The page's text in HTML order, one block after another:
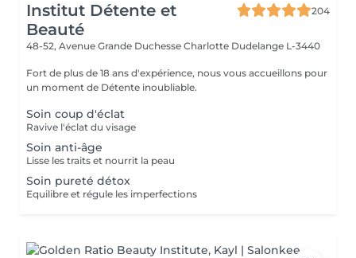
Institut Détente et
Beauté
204
48-52, Avenue Grande Duchesse Charlotte Dudelange L-3440
Fort de plus de 18 ans d'expérience, nous vous accueillons pour
un moment de Détente inoubliable.
Soin coup d'éclat
Ravive l'éclat du visage
Soin anti-âge
Lisse les traits et nourrit la peau
Soin pureté détox
Equilibre et régule les imperfections